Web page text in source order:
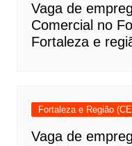
Vaga de
Comercial no
Fortaleza e
Fortaleza e Região
Vaga de